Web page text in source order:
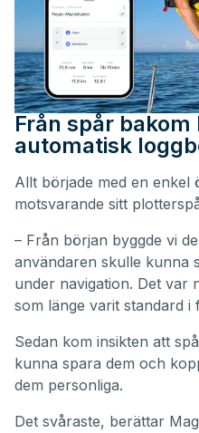
Från spår
automatisk
Allt började med en
motsvarande sitt
– Från början byggde vi
användaren skulle kunna
under navigation. Det var
som länge varit standard i
Sedan kom insikten att
kunna spara dem och
dem personliga.
Det svåraste, berättar